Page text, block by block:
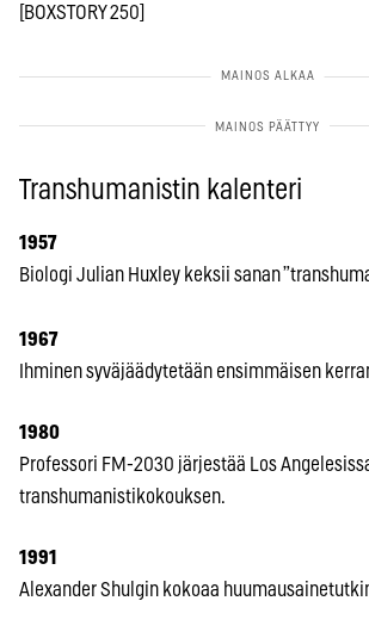
[BOXSTORY 250]
Transhumanistin kalenteri
1957
Biologi Julian Huxley keksii sanan
1967
Ihminen syväjäädytetään ensimmäisen
1980
Professori FM-2030 järjestää Los
transhumanistikokouksen.
1991
Alexander Shulgin kokoaa